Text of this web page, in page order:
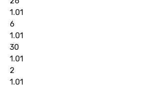
1.01
6
1.01
30
1.01
2
1.01